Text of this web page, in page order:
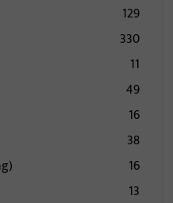
129
330
11
49
16
38
16
13